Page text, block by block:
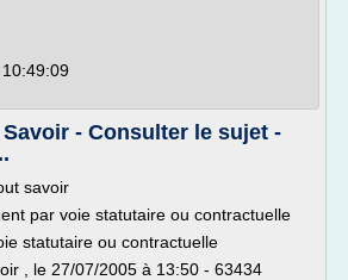
- Consulter le sujet -
savoir
par voie statutaire ou contractuelle
statutaire ou contractuelle
, le 27/07/2005 à 13:50 - 63434